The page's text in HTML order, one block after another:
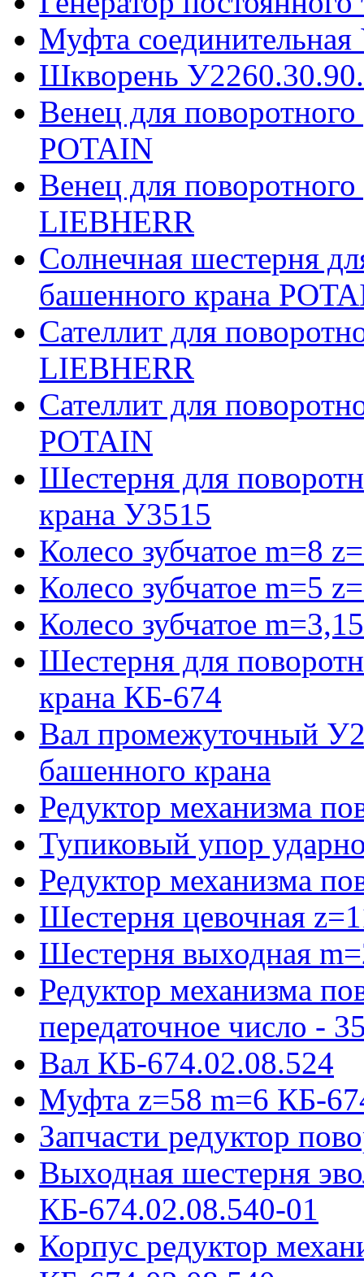
Муфта соединительная
Шкворень
Венец для
POTAIN
Венец для
LIEBHERR
Солнечная шестерня
башенного крана
Сателлит для
LIEBHERR
Сателлит для
POTAIN
Шестерня для
крана У3515
Колесо зубчатое m=8
Колесо зубчатое m=5
Колесо зубчатое
Шестерня для
крана КБ-674
Вал промежуточный
башенного крана
Редуктор механизма
Тупиковый упор
Редуктор механизма
Шестерня цевочная
Шестерня выходная
Редуктор механизма
передаточное число -
Вал КБ-674.02.08.524
Муфта z=58 m=6 КБ-
Запчасти редуктор
Выходная шестерня
КБ-674.02.08.540-01
Корпус редуктор